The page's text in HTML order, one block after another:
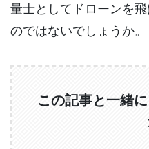
量士としてドローンを
のではないでしょうか。
この記事と一緒